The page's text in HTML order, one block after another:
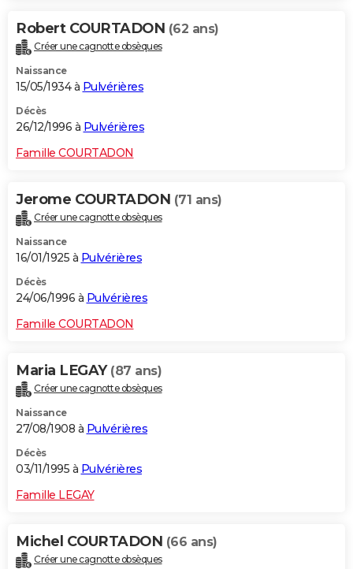
Robert COURTADON (62 ans)
Créer une cagnotte obsèques
Naissance
15/05/1934 à Pulvérières
Décès
26/12/1996 à Pulvérières
Famille COURTADON
Jerome COURTADON (71 ans)
Créer une cagnotte obsèques
Naissance
16/01/1925 à Pulvérières
Décès
24/06/1996 à Pulvérières
Famille COURTADON
Maria LEGAY (87 ans)
Créer une cagnotte obsèques
Naissance
27/08/1908 à Pulvérières
Décès
03/11/1995 à Pulvérières
Famille LEGAY
Michel COURTADON (66 ans)
Créer une cagnotte obsèques